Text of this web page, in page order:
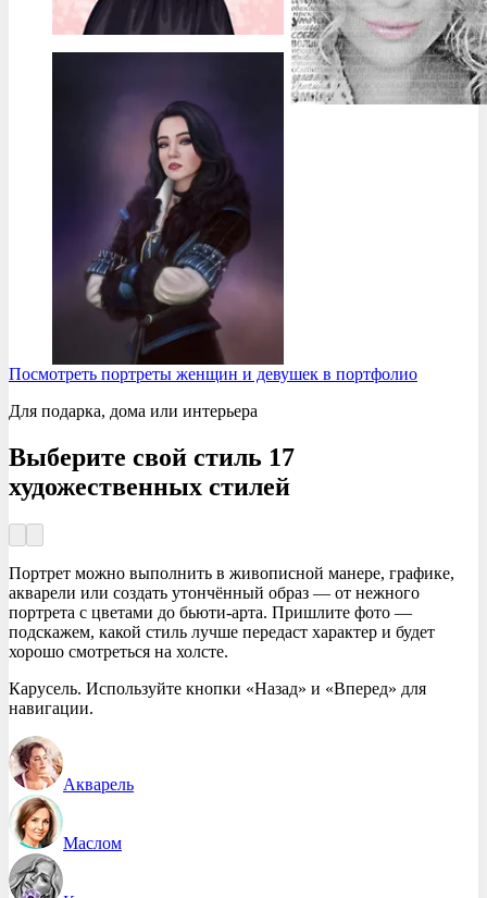
Посмотреть портреты женщин и девушек в портфолио
Для подарка, дома или интерьера
Выберите свой стиль 17
художественных стилей
Портрет можно выполнить в живописной манере, графике,
акварели или создать утончённый образ — от нежного
портрета с цветами до бьюти-арта. Пришлите фото —
подскажем, какой стиль лучше передаст характер и будет
хорошо смотреться на холсте.
Карусель. Используйте кнопки «Назад» и «Вперед» для
навигации.
Акварель
Маслом